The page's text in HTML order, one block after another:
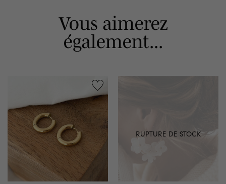
Vous aimerez
également...
RUPTURE DE STOCK